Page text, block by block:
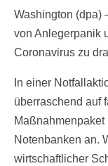
Washington (dpa)
von Anlegerpanik
Coronavirus zu
In einer
überraschend auf
Notenbanken an.
wirtschaftlicher